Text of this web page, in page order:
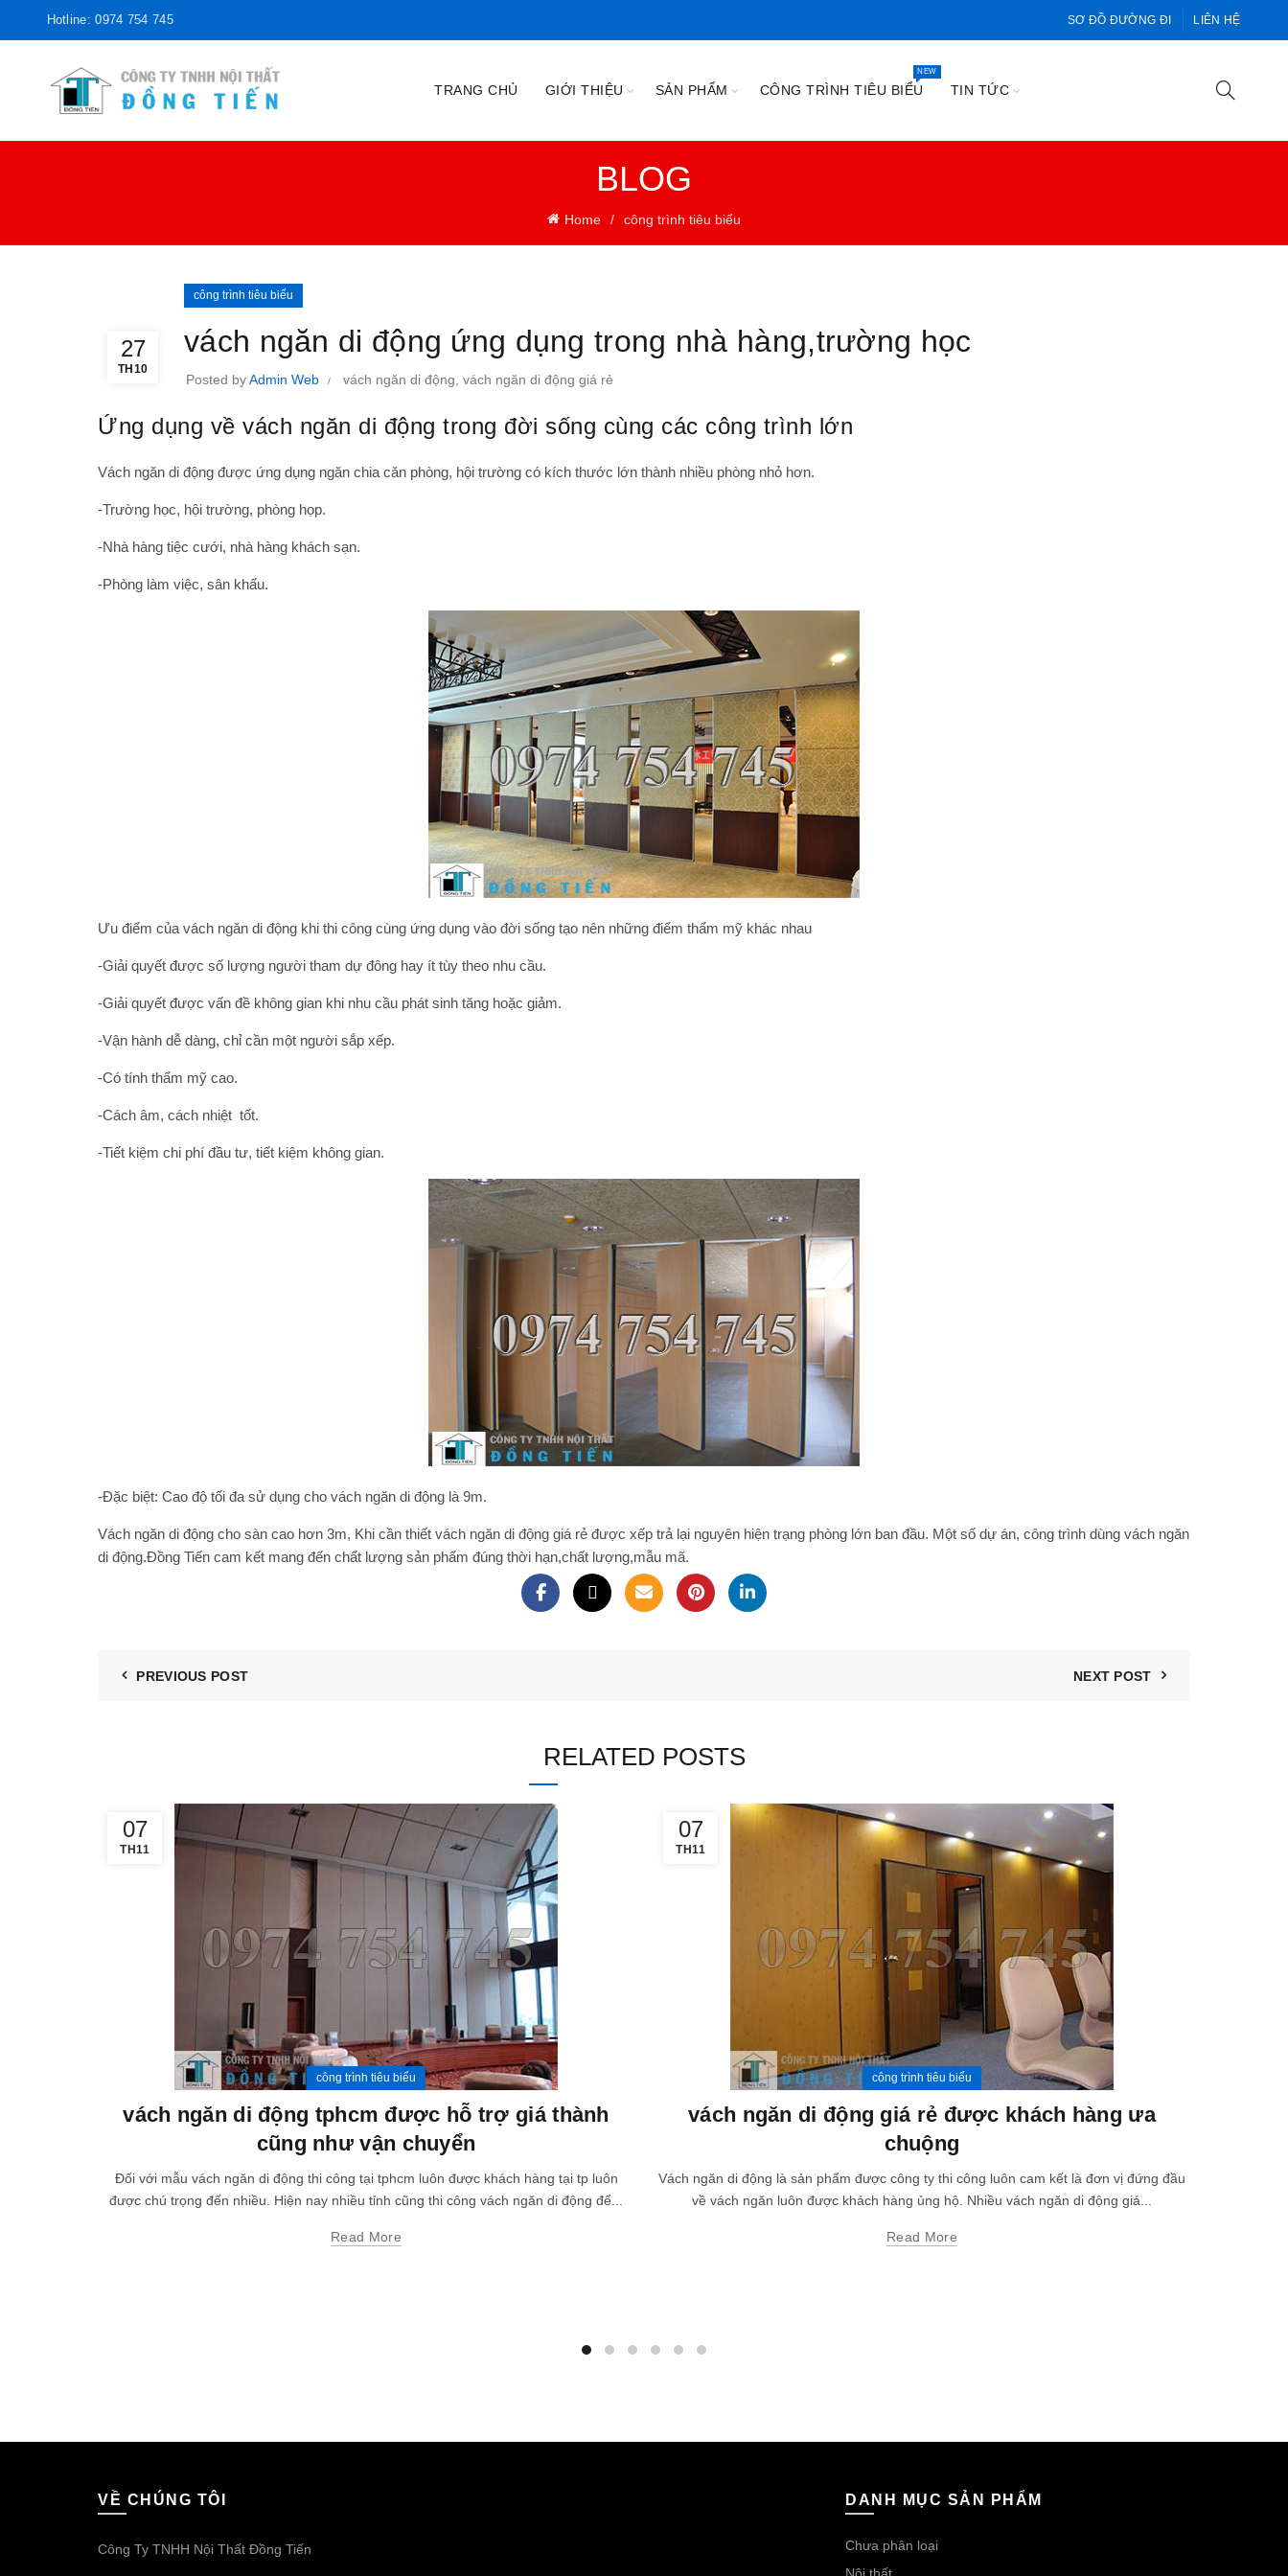
Hotline: 0974 754 745 SƠ ĐỒ ĐƯỜNG ĐI LIÊN HỆ
TRANG CHỦ GIỚI THIỆU SẢN PHẨM CÔNG TRÌNH TIÊU BIỂU
NEW
TIN TỨC
BLOG
Home công trình tiêu biểu
27
TH10
công trình tiêu biểu
vách ngăn di động ứng dụng trong nhà hàng,trường học
Posted byAdmin Web vách ngăn di động vách ngăn di động giá rẻ
Ứng dụng về vách ngăn di động trong đời sống cùng các công trình lớn
Vách ngăn di động được ứng dụng ngăn chia căn phòng, hội trường có kích thước lớn thành nhiều phòng nhỏ hơn.
-Trường học, hội trường, phòng họp.
-Nhà hàng tiệc cưới, nhà hàng khách sạn.
-Phòng làm việc, sân khấu.
Ưu điểm của vách ngăn di động khi thi công cùng ứng dụng vào đời sống tạo nên những điểm thẩm mỹ khác nhau
-Giải quyết được số lượng người tham dự đông hay ít tùy theo nhu cầu.
-Giải quyết được vấn đề không gian khi nhu cầu phát sinh tăng hoặc giảm.
-Vận hành dễ dàng, chỉ cần một người sắp xếp.
-Có tính thẩm mỹ cao.
-Cách âm, cách nhiệt tốt.
-Tiết kiệm chi phí đầu tư, tiết kiệm không gian.
-Đặc biệt: Cao độ tối đa sử dụng cho vách ngăn di động là 9m.
Vách ngăn di động cho sàn cao hơn 3m, Khi cần thiết vách ngăn di động giá rẻ được xếp trả lại nguyên hiện trạng phòng lớn ban đầu. Một số dự án, công trình dùng vách ngăn
di động.Đồng Tiến cam kết mang đến chất lượng sản phẩm đúng thời hạn,chất lượng,mẫu mã.
PREVIOUS POST NEXT POST
RELATED POSTS
07
TH11
công trình tiêu biểu
vách ngăn di động tphcm được hỗ trợ giá thành
cũng như vận chuyển
Đối với mẫu vách ngăn di động thi công tại tphcm luôn được khách hàng tại tp luôn
được chú trọng đến nhiều. Hiện nay nhiều tỉnh cũng thi công vách ngăn di động để...
Read More
07
TH11
công trình tiêu biểu
vách ngăn di động giá rẻ được khách hàng ưa
chuộng
Vách ngăn di động là sản phẩm được công ty thi công luôn cam kết là đơn vị đứng đầu
về vách ngăn luôn được khách hàng ủng hộ. Nhiều vách ngăn di động giá...
Read More
VỀ CHÚNG TÔI
Công Ty TNHH Nội Thất Đồng Tiến
DANH MỤC SẢN PHẨM
Chưa phân loại